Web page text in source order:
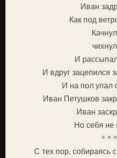
Иван
Как под
И
И вдруг зацепился
И на пол упал
Иван Петушков
Иван
Но себя не
* * *
С тех пор, собираясь